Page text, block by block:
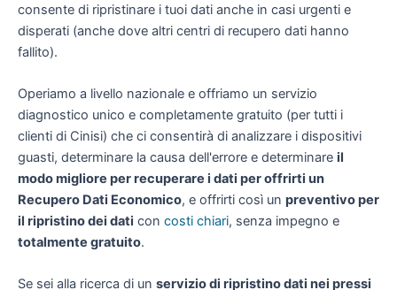
consente di ripristinare i tuoi dati anche in casi urgenti e
disperati (anche dove altri centri di recupero dati hanno
fallito).
Operiamo a livello nazionale e offriamo un servizio
diagnostico unico e completamente gratuito (per tutti i
clienti di Cinisi) che ci consentirà di analizzare i dispositivi
guasti, determinare la causa dell'errore e determinare il
modo migliore per recuperare i dati per offrirti un
Recupero Dati Economico, e offrirti così un preventivo per
il ripristino dei dati con costi chiari, senza impegno e
totalmente gratuito.
Se sei alla ricerca di un servizio di ripristino dati nei pressi